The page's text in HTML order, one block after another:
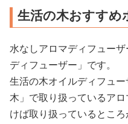
生活の木おすすめ
水なしアロマディフュー
ディフューザー」です。
生活の木オイルディフュ
木」で取り扱っているア
けば取り扱っているところ